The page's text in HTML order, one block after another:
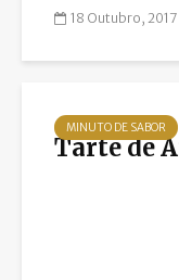
18 Outubro, 2017
MINUTO DE SABOR
Tarte de